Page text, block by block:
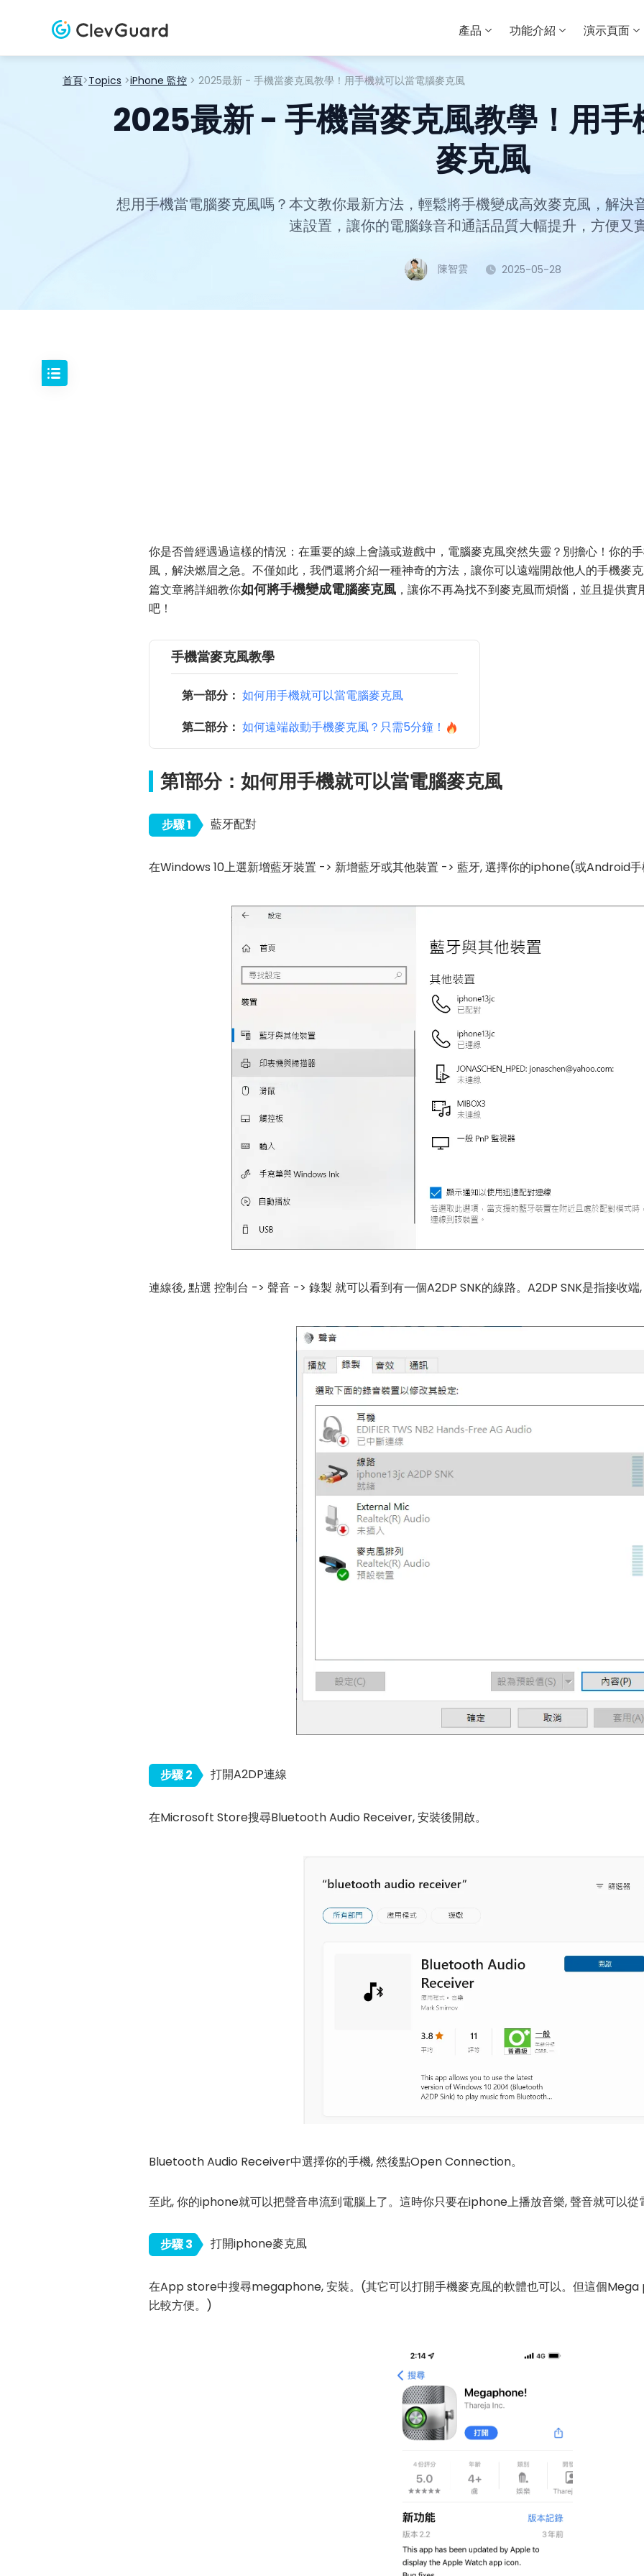
產品 功能介紹 演示頁面
首頁>Topics >iPhone 監控 > 2025最新 - 手機當麥克風教學！用手機就可以當電腦麥克風
2025最新 - 手機當麥克風教學！用手
麥克風
想用手機當電腦麥克風嗎？本文教你最新方法，輕鬆將手機變成高效麥克風，解決
速設置，讓你的電腦錄音和通話品質大幅提升，方便又
陳智雲 2025-05-28
你是否曾經遇過這樣的情況：在重要的線上會議或遊戲中，電腦麥克風突然失靈？別擔心！你的
風，解決燃眉之急。不僅如此，我們還將介紹一種神奇的方法，讓你可以遠端開啟他人的手機麥
篇文章將詳細教你如何將手機變成電腦麥克風 ，讓你不再為找不到麥克風而煩惱，並且提供
吧！
手機當麥克風教學
第一部分： 如何用手機就可以當電腦麥克風
第二部分： 如何遠端啟動手機麥克風？只需5分鐘！
第1部分：如何用手機就可以當電腦麥克風
步驟 1 藍牙配對
在Windows 10上選新增藍牙裝置 -> 新增藍牙或其他裝置 -> 藍牙, 選擇你的iphone(或Android手
連線後, 點選 控制台 -> 聲音 -> 錄製 就可以看到有一個A2DP SNK的線路。A2DP SNK是指接收端,
步驟 2 打開A2DP連線
在Microsoft Store搜尋Bluetooth Audio Receiver, 安裝後開啟。
Bluetooth Audio Receiver中選擇你的手機, 然後點Open Connection。
至此, 你的iphone就可以把聲音串流到電腦上了。這時你只要在iphone上播放音樂, 聲音就可以從
步驟 3 打開iphone麥克風
在App store中搜尋megaphone, 安裝。(其它可以打開手機麥克風的軟體也可以。但這個Mega
比較方便。)